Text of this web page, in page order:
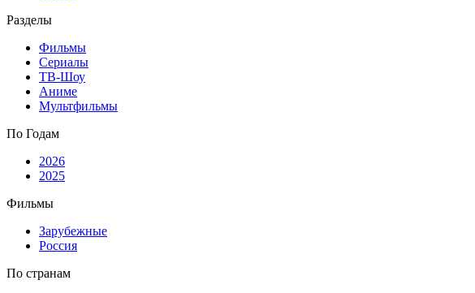
Разделы
Фильмы
Сериалы
ТВ-Шоу
Аниме
Мультфильмы
По Годам
2026
2025
Фильмы
Зарубежные
Россия
По странам